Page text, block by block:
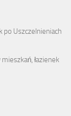
Uszczelnieniach
łazienek